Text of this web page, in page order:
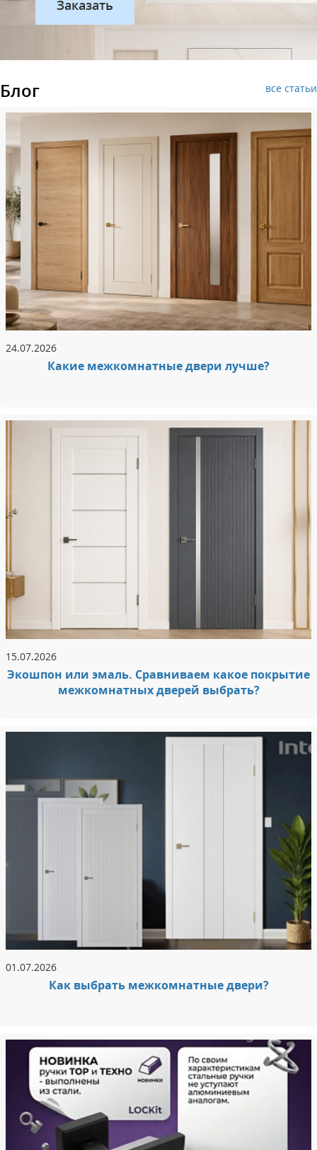
Блог все статьи
24.07.2026
Какие межкомнатные двери лучше?
15.07.2026
Экошпон или эмаль. Сравниваем какое покрытие
межкомнатных дверей выбрать?
01.07.2026
Как выбрать межкомнатные двери?